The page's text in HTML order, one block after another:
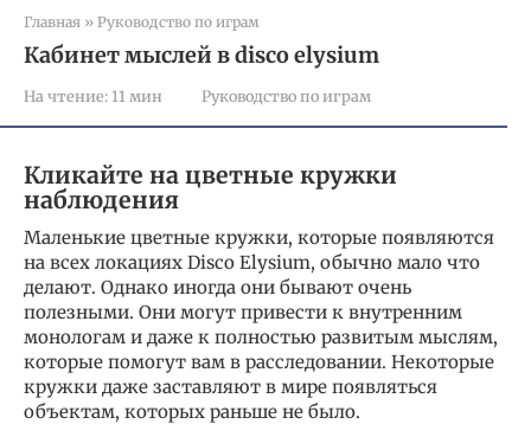
Главная » Руководство по играм
Кабинет мыслей в disco elysium
На чтение: 11 мин Руководство по играм
Кликайте на цветные кружки
наблюдения
Маленькие цветные кружки, которые появляются
на всех локациях Disco Elysium, обычно мало что
делают. Однако иногда они бывают очень
полезными. Они могут привести к внутренним
монологам и даже к полностью развитым мыслям,
которые помогут вам в расследовании. Некоторые
кружки даже заставляют в мире появляться
объектам, которых раньше не было.